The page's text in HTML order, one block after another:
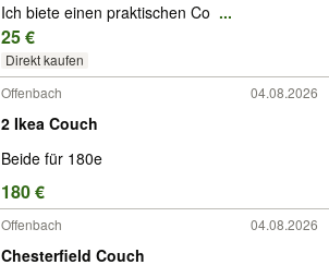
Ich biete einen praktischen Co ...
25 €
Direkt kaufen
Offenbach 04.08.2026
2 Ikea Couch
Beide für 180e
180 €
Offenbach 04.08.2026
Chesterfield Couch